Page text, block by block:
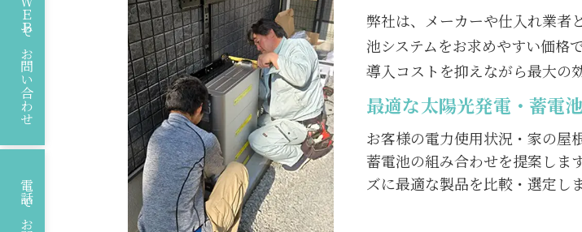
弊社は、メーカーや仕入れ業者
池システムをお求めやすい価格
導入コストを抑えながら最大の
最適な太陽光発電・蓄電
お客様の電力使用状況・家の屋
蓄電池の組み合わせを提案しま
ズに最適な製品を比較・選定しま
ＷＥＢでお問い合わせ